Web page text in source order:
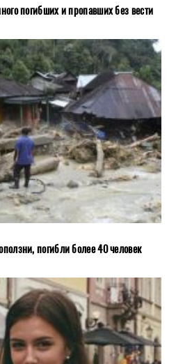
погибших и пропавших без вести
погибли более 40 человек